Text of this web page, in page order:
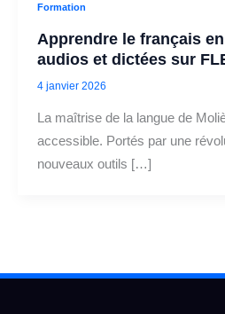
Formation
Apprendre le français
audios et dictées sur
4 janvier 2026
La maîtrise de la langue de
accessible. Portés par une
nouveaux outils […]